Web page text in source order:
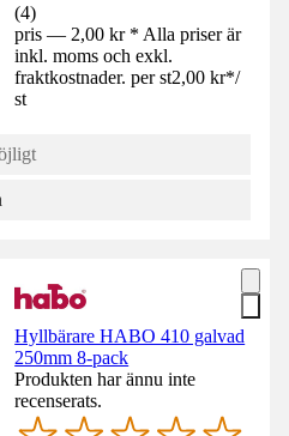
(4)
pris — 2,00 kr * Alla priser är
inkl. moms och exkl.
fraktkostnader. per st2,00 kr*/
st
Hyllbärare HABO 410 galvad
250mm 8-pack
Produkten har ännu inte
recenserats.